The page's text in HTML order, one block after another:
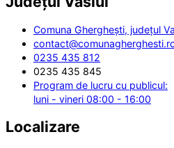
Comuna Gherghești, județul
0235 435 812
0235 435 845
Program de lucru cu publicul:
luni - vineri 08:00 - 16:00
Localizare